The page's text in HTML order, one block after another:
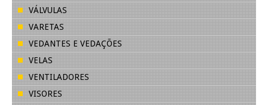
VÁLVULAS
VARETAS
VEDANTES E VEDAÇÕES
VELAS
VENTILADORES
VISORES